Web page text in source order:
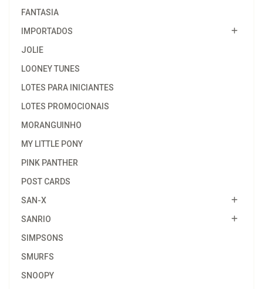
FANTASIA
IMPORTADOS
JOLIE
LOONEY TUNES
LOTES PARA INICIANTES
LOTES PROMOCIONAIS
MORANGUINHO
MY LITTLE PONY
PINK PANTHER
POST CARDS
SAN-X
SANRIO
SIMPSONS
SMURFS
SNOOPY